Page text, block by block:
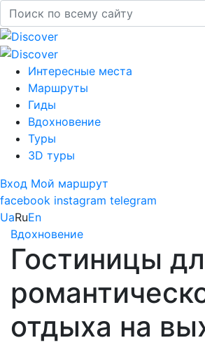
Интересные места
Маршруты
Гиды
Вдохновение
Туры
3D туры
Вход Мой маршрут
facebook instagram telegram
UaRuEn
Вдохновение
Гостиницы
отдыха на